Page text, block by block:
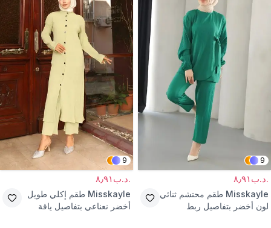
9
.د.ب٨٫٩١
Misskayle طقم محتشم ثنائي
لون أخضر بتفاصيل ربط
9
.د.ب٨٫٩١
Misskayle طقم إكلي طويل
أخضر نعناعي بتفاصيل ياقة